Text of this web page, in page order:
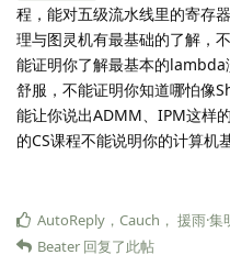
程，能对五级流水线里的寄存
理与图灵机有最基础的了解，
能证明你了解最基本的
舒服，不能证明你知道哪怕像
能让你说出ADMM、IPM这样
的CS课程不能说明你的计算机
AutoReply ， Cauch ， 援雨·集
Beater 回复了此帖